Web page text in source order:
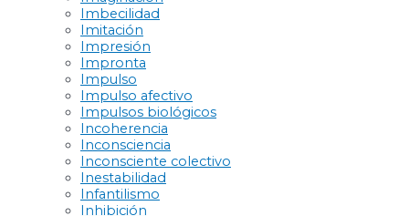
Imbecilidad
Imitación
Impresión
Impronta
Impulso
Impulso afectivo
Impulsos biológicos
Incoherencia
Inconsciencia
Inconsciente colectivo
Inestabilidad
Infantilismo
Inhibición